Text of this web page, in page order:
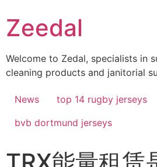
to
content
Zeedal
Welcome to Zedal, specialists in
cleaning products and janitorial
News
top 14 rugby jerseys
bvb dortmund jerseys